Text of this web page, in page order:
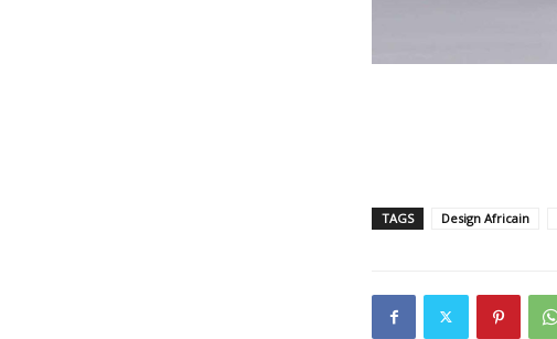
TAGS Design Africain